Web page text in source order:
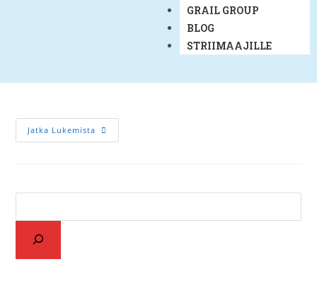
GRAIL GROUP
BLOG
STRIIMAAJILLE
Jatka Lukemista